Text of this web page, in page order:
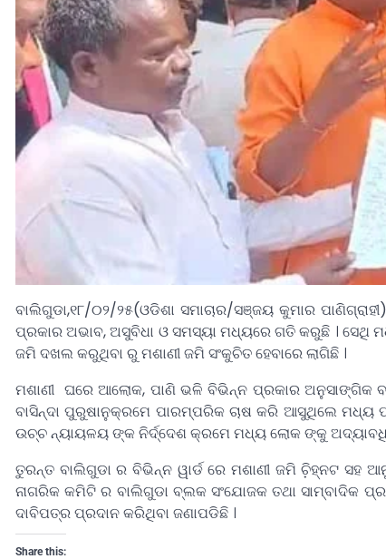
ବାଲିଗୁଡା,୧୮/୦୨/୨୫(ଓଡିଶା ସମାଚାର/ସଞ୍ଜୟ କୁମାର
ପ୍ରକାର ଅଭାବ, ଅସୁବିଧା ଓ ସମସ୍ୟା ମଧ୍ୟରେ ଗତି କରୁଛି । ସେଥି
ଜମି ଦଖଲ କରୁଥିବା ରୁ ମଶାଣୀ ଜମି ସଂକୁଚିତ ହେବାରେ ଲାଗିଛି ।
ମଶାଣୀ ଘରେ ଆଲୋକ, ପାଣି ଭଳି ବିଭିନ୍ନ ପ୍ରକାର ଅନୁସାଙ୍ଗିକ
ବାସିନ୍ଦା ପୁରୁଷାନୁକ୍ରମେ ପାରମ୍ପରିକ ଚାଷ କରି ଆସୁଥିଲେ ମଧ୍ୟ
ଉଚ୍ଚ ନ୍ୟାୟଳୟ ଙ୍କ ନିର୍ଦ୍ଦେଶ କ୍ରମେ ମଧ୍ୟ ଲୋକ ଙ୍କୁ
ତୁରନ୍ତ ବାଲିଗୁଡା ର ବିଭିନ୍ନ ୱାର୍ଡ ରେ ମଶାଣୀ ଜମି ଚି଼ହ୍ନଟ
ନାଗରିକ କମିଟି ର ବାଲିଗୁଡା ବ୍ଲକ ସଂଯୋଜକ ତଥା ସାମ୍ବାଦିକ
ଦାବିପତ୍ର ପ୍ରଦାନ କରିଥିବା ଜଣାପଡିଛି ।
Share this: